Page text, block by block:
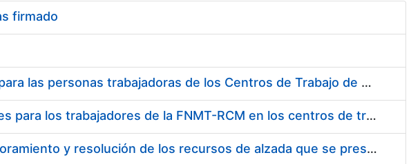
firmado
Suministro de Protectores Auditivos a medida para las personas trabajadoras de los Centros de Trabajo de Madrid y Burgos
Suministro de gafas graduadas antiproyecciones para los trabajadores de la FNMT-RCM en los centros de trabajo de Madrid y Burgos
Servicios de una empresa externa para el asesoramiento y resolución de los recursos de alzada que se presentan relacionados con procesos de selección para la FNMT-RCM